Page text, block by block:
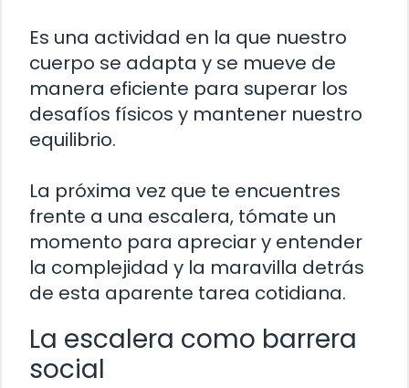
Es una actividad en la que nuestro
cuerpo se adapta y se mueve de
manera eficiente para superar los
desafíos físicos y mantener nuestro
equilibrio.
La próxima vez que te encuentres
frente a una escalera, tómate un
momento para apreciar y entender
la complejidad y la maravilla detrás
de esta aparente tarea cotidiana.
La escalera como barrera
social